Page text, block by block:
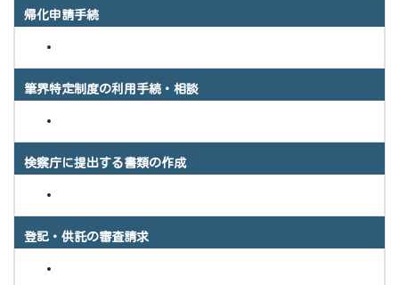
帰化申請手続
筆界特定制度の利用手続・相談
検察庁に提出する書類の作成
登記・供託の審査請求